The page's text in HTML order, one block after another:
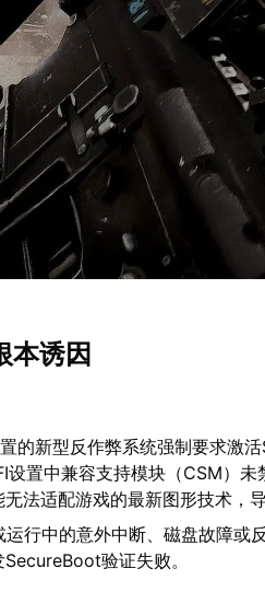
诱因
的新型反作弊系统强制要求激
设置中兼容支持模块（CSM）
法适配游戏的最新图形技术，
行中的意外中断、磁盘故障或
验证失败。